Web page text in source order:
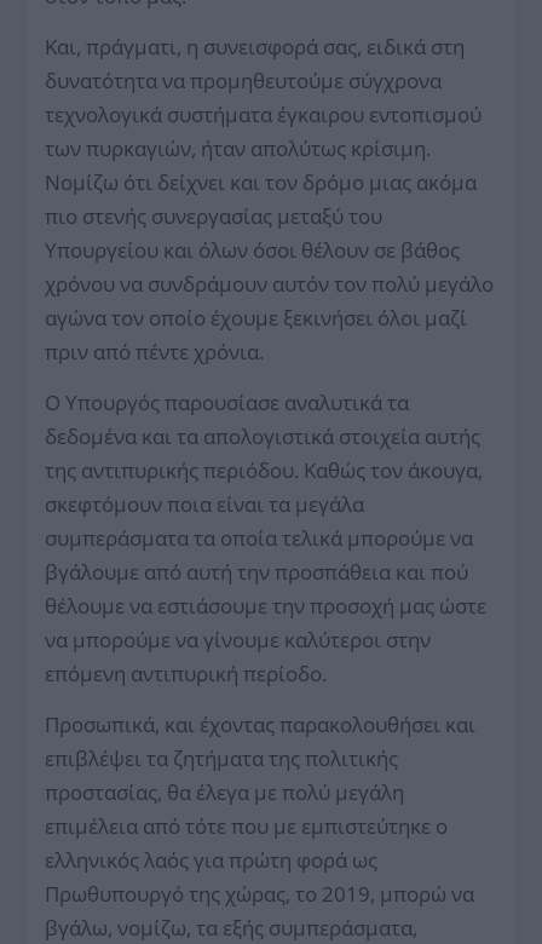
Και, πράγματι, η συνεισφορά σας, ειδικά στη
δυνατότητα να προμηθευτούμε σύγχρονα
τεχνολογικά συστήματα έγκαιρου εντοπισμού
των πυρκαγιών, ήταν απολύτως κρίσιμη.
Νομίζω ότι δείχνει και τον δρόμο μιας ακόμα
πιο στενής συνεργασίας μεταξύ του
Υπουργείου και όλων όσοι θέλουν σε βάθος
χρόνου να συνδράμουν αυτόν τον πολύ μεγάλο
αγώνα τον οποίο έχουμε ξεκινήσει όλοι μαζί
πριν από πέντε χρόνια.
Ο Υπουργός παρουσίασε αναλυτικά τα
δεδομένα και τα απολογιστικά στοιχεία αυτής
της αντιπυρικής περιόδου. Καθώς τον άκουγα,
σκεφτόμουν ποια είναι τα μεγάλα
συμπεράσματα τα οποία τελικά μπορούμε να
βγάλουμε από αυτή την προσπάθεια και πού
θέλουμε να εστιάσουμε την προσοχή μας ώστε
να μπορούμε να γίνουμε καλύτεροι στην
επόμενη αντιπυρική περίοδο.
Προσωπικά, και έχοντας παρακολουθήσει και
επιβλέψει τα ζητήματα της πολιτικής
προστασίας, θα έλεγα με πολύ μεγάλη
επιμέλεια από τότε που με εμπιστεύτηκε ο
ελληνικός λαός για πρώτη φορά ως
Πρωθυπουργό της χώρας, το 2019, μπορώ να
βγάλω, νομίζω, τα εξής συμπεράσματα,